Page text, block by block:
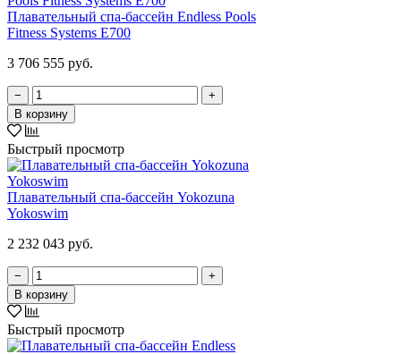
Плавательный спа-бассейн Endless Pools
Fitness Systems E700
3 706 555 руб.
−
+
В корзину
Быстрый просмотр
Плавательный спа-бассейн Yokozuna
Yokoswim
2 232 043 руб.
−
+
В корзину
Быстрый просмотр